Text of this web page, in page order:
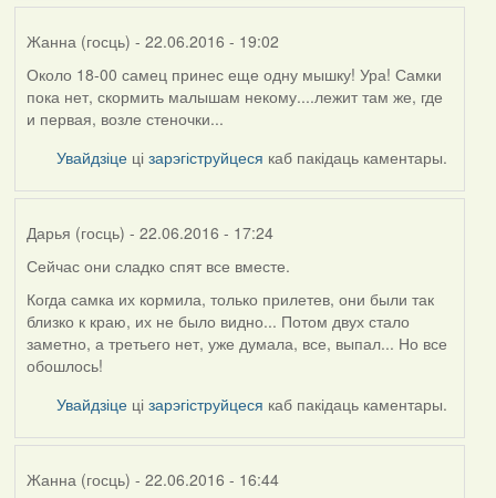
Жанна (госць) - 22.06.2016 - 19:02
Около 18-00 самец принес еще одну мышку! Ура! Самки
пока нет, скормить малышам некому....лежит там же, где
и первая, возле стеночки...
Увайдзіце цізарэгіструйцеся каб пакідаць каментары.
Дарья (госць) - 22.06.2016 - 17:24
Сейчас они сладко спят все вместе.
Когда самка их кормила, только прилетев, они были так
близко к краю, их не было видно... Потом двух стало
заметно, а третьего нет, уже думала, все, выпал... Но все
обошлось!
Увайдзіце цізарэгіструйцеся каб пакідаць каментары.
Жанна (госць) - 22.06.2016 - 16:44